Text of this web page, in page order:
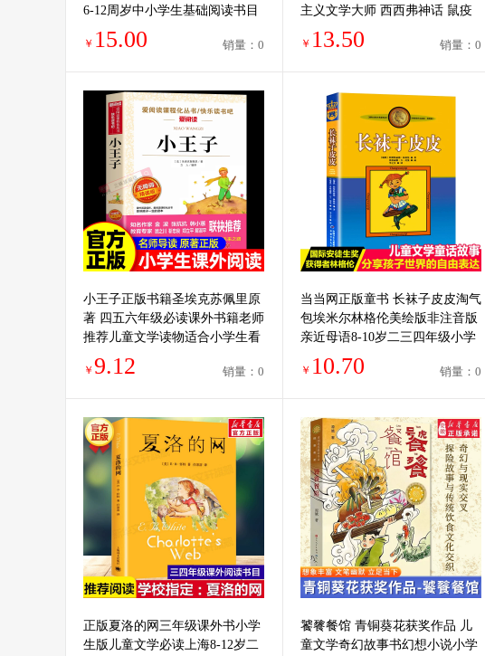
6-12周岁中小学生基础阅读书目
寒暑假课外经典书籍正版童书故
事
￥ 15.00 销量：0
主义文学大师 西西弗神话 鼠疫
反抗者 陌路人 法国文学
￥ 13.50 销量：0
小王子正版书籍圣埃克苏佩里原
著 四五六年级必读课外书籍老师
推荐儿童文学读物适合小学生看
的课外阅读经典书目世界名著3-
6年级
￥ 9.12 销量：0
当当网正版童书 长袜子皮皮淘气
包埃米尔林格伦美绘版非注音版
亲近母语8-10岁二三四年级小学
生儿童文学童话课外阅读睡前故
事书籍
￥ 10.70 销量：0
正版夏洛的网三年级课外书小学
生版儿童文学必读上海8-12岁二
饕餮餐馆 青铜葵花获奖作品 儿
童文学奇幻故事书幻想小说小学